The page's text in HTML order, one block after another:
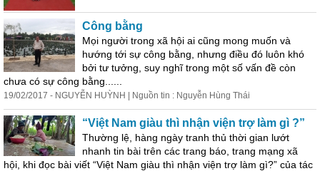
Công bằng
Mọi người trong xã hội ai cũng mong muốn và
hướng tới sự công bằng, nhưng điều đó luôn khó
bởi tư tưởng, suy nghĩ trong một số vấn đề còn
chưa có sự công bằng......
19/02/2017 - NGUYỄN HUỲNH | Nguồn tin : Nguyễn Hùng Thái
“Việt Nam giàu thì nhận viện trợ làm gì ?”
Thường lệ, hàng ngày tranh thủ thời gian lướt
nhanh tin bài trên các trang báo, trang mạng xã
hội, khi đọc bài viết “Việt Nam giàu thì nhận viện trợ làm gì?” của tác